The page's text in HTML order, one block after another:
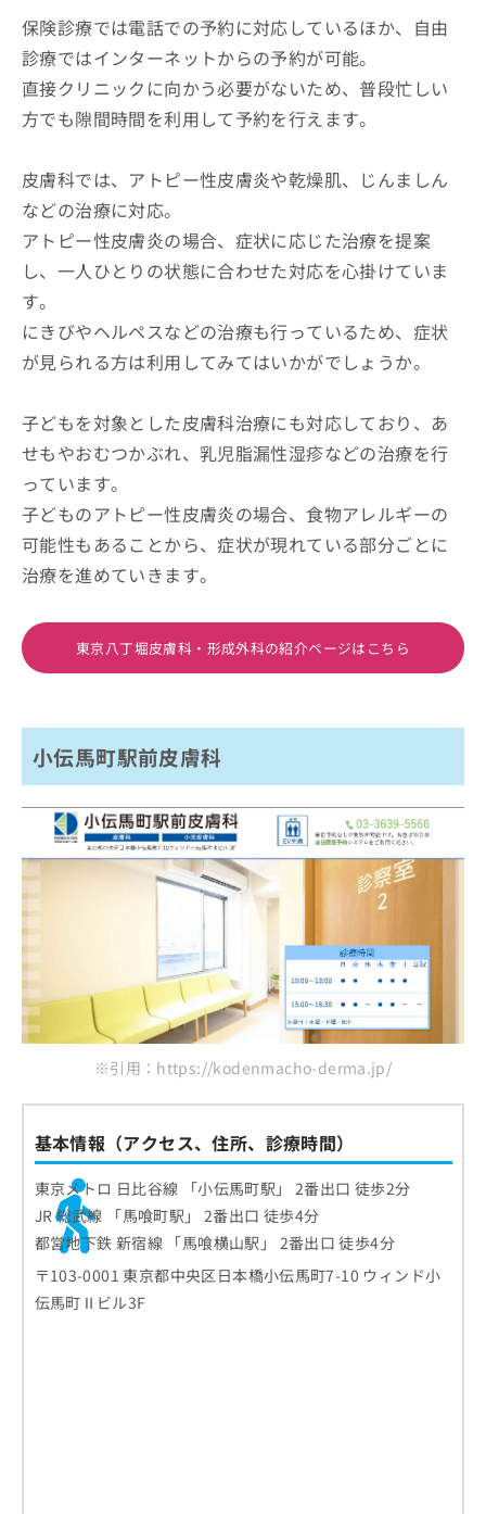
保険診療では電話での予約に対応しているほか、自由
診療ではインターネットからの予約が可能。
直接クリニックに向かう必要がないため、普段忙しい
方でも隙間時間を利用して予約を行えます。
皮膚科では、アトピー性皮膚炎や乾燥肌、じんましん
などの治療に対応。
アトピー性皮膚炎の場合、症状に応じた治療を提案
し、一人ひとりの状態に合わせた対応を心掛けていま
す。
にきびやヘルペスなどの治療も行っているため、症状
が見られる方は利用してみてはいかがでしょうか。
子どもを対象とした皮膚科治療にも対応しており、あ
せもやおむつかぶれ、乳児脂漏性湿疹などの治療を行
っています。
子どものアトピー性皮膚炎の場合、食物アレルギーの
可能性もあることから、症状が現れている部分ごとに
治療を進めていきます。
東京八丁堀皮膚科・形成外科の紹介ページはこちら
小伝馬町駅前皮膚科
※引用：https://kodenmacho-derma.jp/
基本情報（アクセス、住所、診療時間）
東京メトロ 日比谷線 「小伝馬町駅」 2番出口 徒歩2分
JR 総武線 「馬喰町駅」 2番出口 徒歩4分
都営地下鉄 新宿線 「馬喰横山駅」 2番出口 徒歩4分
〒103-0001 東京都中央区日本橋小伝馬町7-10 ウィンド小
伝馬町Ⅱビル3F